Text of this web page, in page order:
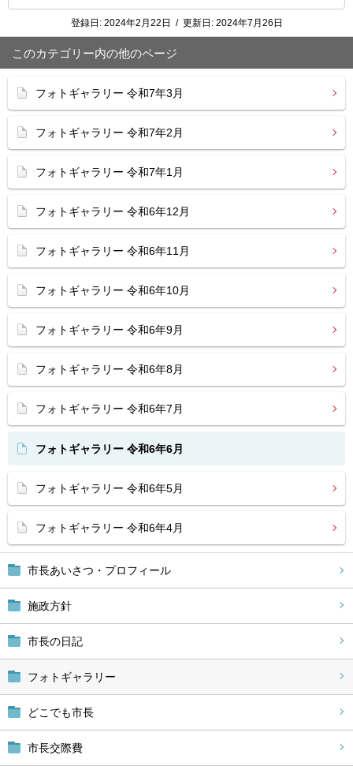
市長あいさつ・プロフィール
施政方針
市長の日記
フォトギャラリー
どこでも市長
市長交際費
登録日: 2024年2月22日 / 更新日: 2024年7月26日
このカテゴリー内の他のページ
フォトギャラリー 令和7年3月
フォトギャラリー 令和7年2月
フォトギャラリー 令和7年1月
フォトギャラリー 令和6年12月
フォトギャラリー 令和6年11月
フォトギャラリー 令和6年10月
フォトギャラリー 令和6年9月
フォトギャラリー 令和6年8月
フォトギャラリー 令和6年7月
フォトギャラリー 令和6年6月
フォトギャラリー 令和6年5月
フォトギャラリー 令和6年4月